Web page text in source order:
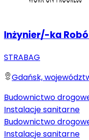
Inżynier/-ka
STRABAG
Gdańsk,
Budownictwo
Instalacje sanitarne
Budownictwo
Instalacje sanitarne